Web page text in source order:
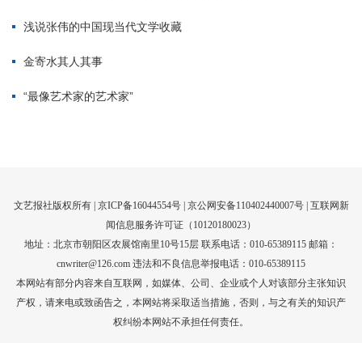
文艺报社版权所有 | 京ICP备16044554号| 京公网安备110402440007号 | 互联网新
闻信息服务许可证（10120180023）
地址：北京市朝阳区农展馆南里10号15层 联系电话：010-65389115 邮箱：
cnwriter@126.com 违法和不良信息举报电话：010-65389115
本网站有部分内容来自互联网，如媒体、公司、企业或个人对该部分主张知识
产权，请来电或致函告之，本网站将采取适当措施，否则，与之有关的知识产
权纠纷本网站不承担任何责任。